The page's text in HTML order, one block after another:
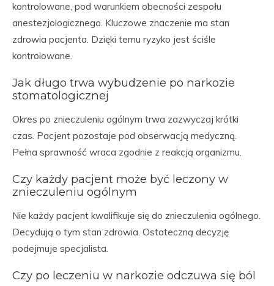
kontrolowane, pod warunkiem obecności zespołu
anestezjologicznego. Kluczowe znaczenie ma stan
zdrowia pacjenta. Dzięki temu ryzyko jest ściśle
kontrolowane.
Jak długo trwa wybudzenie po narkozie
stomatologicznej
Okres po znieczuleniu ogólnym trwa zazwyczaj krótki
czas. Pacjent pozostaje pod obserwacją medyczną.
Pełna sprawność wraca zgodnie z reakcją organizmu.
Czy każdy pacjent może być leczony w
znieczuleniu ogólnym
Nie każdy pacjent kwalifikuje się do znieczulenia ogólnego.
Decydują o tym stan zdrowia. Ostateczną decyzję
podejmuje specjalista.
Czy po leczeniu w narkozie odczuwa się ból